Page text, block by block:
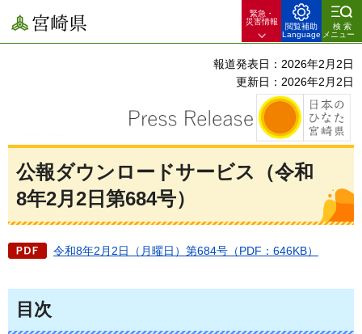
宮崎県
緊急・
災害情報
閲覧補助
Language
検索
メニュー
報道発表日：2026年2月2日
更新日：2026年2月2日
公報ダウンロードサービス（令和
8年2月2日第684号）
令和8年2月2日（月曜日）第684号（PDF：646KB）
目次